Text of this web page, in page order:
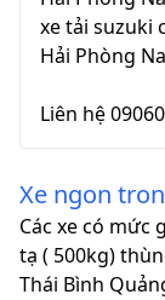
xe tải suzuki
Hải Phòng
Liên hệ
Xe ngon
Các xe có mức
tạ ( 500kg)
Thái Bình